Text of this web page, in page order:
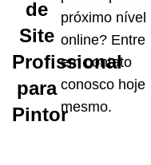
de
Site
Profissional
para
Pintor
próximo nível
online? Entre
em contato
conosco hoje
mesmo.